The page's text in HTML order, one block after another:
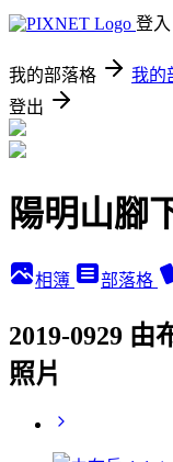
登入
我的部落格 我的
登出
陽明山腳
相簿 部落格
2019-0929 由
照片